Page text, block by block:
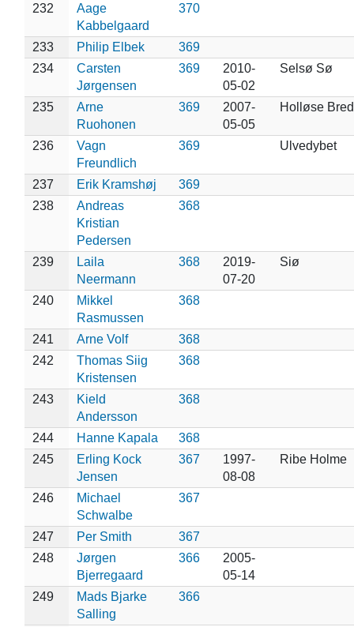
232
Aage
Kabbelgaard
370
233 Philip Elbek
369
234
Carsten
Jørgensen
369
2010-
05-02
Selsø Sø
235
Arne
Ruohonen
369
2007-
05-05
Holløse
236
Vagn
Freundlich
369 Ulvedybet
237 Erik Kramshøj
369
238
Andreas
Kristian
Pedersen
368
239
Laila
Neermann
368
2019-
07-20
Siø
240
Mikkel
Rasmussen
368
241 Arne Volf
368
242
Thomas Siig
Kristensen
368
243
Kield
Andersson
368
244 Hanne Kapala
368
245
Erling Kock
Jensen
367
1997-
08-08
Ribe Holme
246
Michael
Schwalbe
367
247 Per Smith
367
248
Jørgen
Bjerregaard
366
2005-
05-14
249
Mads Bjarke
Salling
366